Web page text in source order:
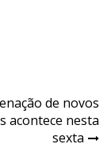
de novos
acontece nesta
sexta